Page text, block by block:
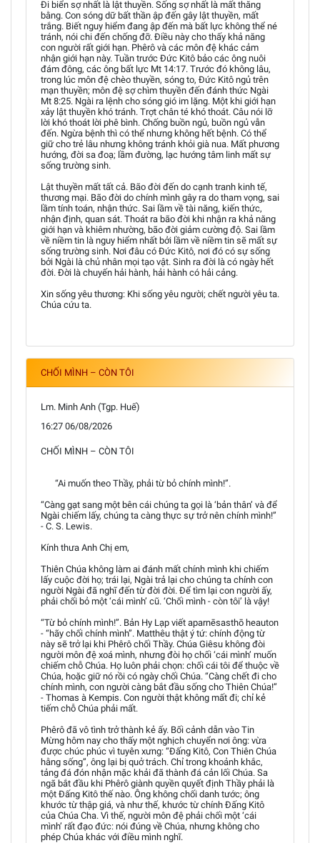
Đi biển sợ nhất là lật thuyền. Sống sợ nhất là mất thăng
bằng. Con sóng dữ bất thần ập đến gây lật thuyền, mất
trắng. Biết nguy hiểm đang ập đến mà bất lực không thể né
tránh, nói chi đến chống đỡ. Điều này cho thấy khả năng
con người rất giới hạn. Phêrô và các môn đệ khác cảm
nhận giới hạn này. Tuần trước Đức Kitô bảo các ông nuôi
đám đông, các ông bất lực Mt 14:17. Trước đó không lâu,
trong lúc môn đệ chèo thuyền, sóng to, Đức Kitô ngủ trên
mạn thuyền; môn đệ sợ chìm thuyền đến đánh thức Ngài
Mt 8:25. Ngài ra lệnh cho sóng gió im lặng. Một khi giới hạn
xảy lật thuyền khó tránh. Trợt chân té khó thoát. Câu nói lỡ
lời khó thoát lời phê bình. Chống buồn ngủ, buồn ngủ vẫn
đến. Ngừa bệnh thì có thể nhưng không hết bệnh. Có thể
giữ cho trẻ lâu nhưng không tránh khỏi già nua. Mất phương
hướng, đời sa đoạ; lầm đường, lạc hướng tâm linh mất sự
sống trường sinh.
Lật thuyền mất tất cả. Bão đời đến do cạnh tranh kinh tế,
thương mại. Bão đời do chính mình gây ra do tham vọng, sai
lầm tính toán, nhận thức. Sai lầm về tài năng, kiến thức,
nhận định, quan sát. Thoát ra bão đời khi nhận ra khả năng
giới hạn và khiêm nhường, bão đời giảm cường độ. Sai lầm
về niềm tin là nguy hiểm nhất bởi lầm về niềm tin sẽ mất sự
sống trường sinh. Nơi đâu có Đức Kitô, nơi đó có sự sống
bởi Ngài là chủ nhân mọi tạo vật. Sinh ra đời là có ngày hết
đời. Đời là chuyến hải hành, hải hành có hải cảng.
Xin sống yêu thương: Khi sống yêu người; chết người yêu ta.
Chúa cứu ta.
CHỐI MÌNH – CÒN TÔI
Lm. Minh Anh (Tgp. Huế)
16:27 06/08/2026
CHỐI MÌNH – CÒN TÔI
“Ai muốn theo Thầy, phải từ bỏ chính mình!”.
“Càng gạt sang một bên cái chúng ta gọi là ‘bản thân’ và để
Ngài chiếm lấy, chúng ta càng thực sự trở nên chính mình!”
- C. S. Lewis.
Kính thưa Anh Chị em,
Thiên Chúa không làm ai đánh mất chính mình khi chiếm
lấy cuộc đời họ; trái lại, Ngài trả lại cho chúng ta chính con
người Ngài đã nghĩ đến từ đời đời. Để tìm lại con người ấy,
phải chối bỏ một ‘cái mình’ cũ. ‘Chối mình - còn tôi’ là vậy!
“Từ bỏ chính mình!”. Bản Hy Lạp viết aparnēsasthō heauton
- “hãy chối chính mình”. Matthêu thật ý tứ: chính động từ
này sẽ trở lại khi Phêrô chối Thầy. Chúa Giêsu không đòi
người môn đệ xoá mình, nhưng đòi họ chối ‘cái mình’ muốn
chiếm chỗ Chúa. Họ luôn phải chọn: chối cái tôi để thuộc về
Chúa, hoặc giữ nó rồi có ngày chối Chúa. “Càng chết đi cho
chính mình, con người càng bắt đầu sống cho Thiên Chúa!”
- Thomas à Kempis. Con người thật không mất đi; chỉ kẻ
tiếm chỗ Chúa phải mất.
Phêrô đã vô tình trở thành kẻ ấy. Bối cảnh dẫn vào Tin
Mừng hôm nay cho thấy một nghịch chuyển nơi ông: vừa
được chúc phúc vì tuyên xưng: “Đấng Kitô, Con Thiên Chúa
hằng sống”, ông lại bị quở trách. Chỉ trong khoảnh khắc,
tảng đá đón nhận mặc khải đã thành đá cản lối Chúa. Sa
ngã bắt đầu khi Phêrô giành quyền quyết định Thầy phải là
một Đấng Kitô thế nào. Ông không chối danh tước; ông
khước từ thập giá, và như thế, khước từ chính Đấng Kitô
của Chúa Cha. Vì thế, người môn đệ phải chối một ‘cái
mình’ rất đạo đức: nói đúng về Chúa, nhưng không cho
phép Chúa khác với điều mình nghĩ.